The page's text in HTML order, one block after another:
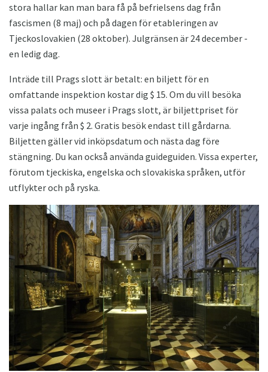
stora hallar kan man bara få på befrielsens dag från
fascismen (8 maj) och på dagen för etableringen av
Tjeckoslovakien (28 oktober). Julgränsen är 24 december -
en ledig dag.
Inträde till Prags slott är betalt: en biljett för en
omfattande inspektion kostar dig $ 15. Om du vill besöka
vissa palats och museer i Prags slott, är biljettpriset för
varje ingång från $ 2. Gratis besök endast till gårdarna.
Biljetten gäller vid inköpsdatum och nästa dag före
stängning. Du kan också använda guideguiden. Vissa experter,
förutom tjeckiska, engelska och slovakiska språken, utför
utflykter och på ryska.